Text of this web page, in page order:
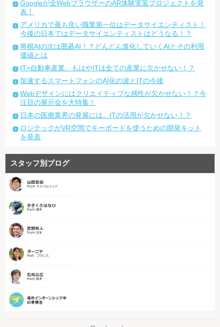
Googleが全WebブラウザーのAR体験実装プロジェクトを発
表！
アメリカで最も良い職業第一位はデータサイエンティスト！
今後の日本ではデータサイエンティストはどうなる！？
将棋AIの次は囲碁AI！？どんどん進化していくAIとその利用
価値とは
IT×自動車産業。もはやITは全ての産業に欠かせない！？
加速するスマートフォンのAI化の波とITの今後
Webデザインにはクリエイティブな感性が欠かせない！？今
注目の展示会を大特集！
日本の医療業界の発展には、ITの活用が欠かせない！？
ロジテックがVR空間でキーボードを使うための開発キット
を発表
スタッフ別ブログ